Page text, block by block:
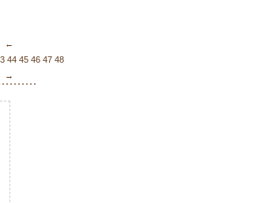
←
44 45 46 47 48
→